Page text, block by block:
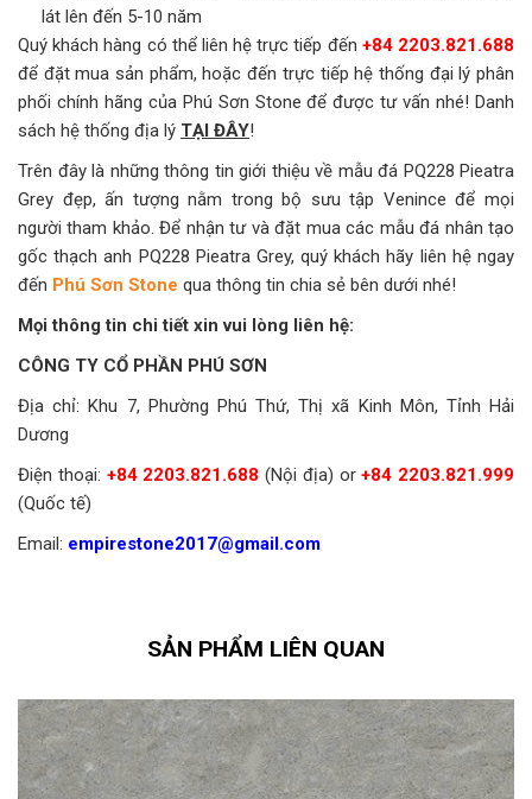
lát lên đến 5-10 năm
Quý khách hàng có thể liên hệ trực tiếp đến +84 2203.821.688
để đặt mua sản phẩm, hoặc đến trực tiếp hệ thống đại lý phân
phối chính hãng của Phú Sơn Stone để được tư vấn nhé! Danh
sách hệ thống địa lý TẠI ĐÂY!
Trên đây là những thông tin giới thiệu về mẫu đá PQ228 Pieatra
Grey đẹp, ấn tượng nằm trong bộ sưu tập Venince để mọi
người tham khảo. Để nhận tư và đặt mua các mẫu đá nhân tạo
gốc thạch anh PQ228 Pieatra Grey, quý khách hãy liên hệ ngay
đến Phú Sơn Stone qua thông tin chia sẻ bên dưới nhé!
Mọi thông tin chi tiết xin vui lòng liên hệ:
CÔNG TY CỔ PHẦN PHÚ SƠN
Địa chỉ: Khu 7, Phường Phú Thứ, Thị xã Kinh Môn, Tỉnh Hải
Dương
Điện thoại: +84 2203.821.688 (Nội địa) or+84 2203.821.999
(Quốc tế)
Email: empirestone2017@gmail.com
SẢN PHẨM LIÊN QUAN